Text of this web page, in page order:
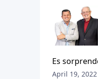
familias
Es
tenemos
April 19, 2022